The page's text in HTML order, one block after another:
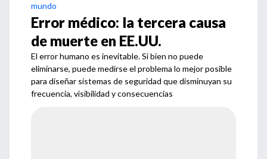
mundo
Error médico: la tercera causa
de muerte en EE.UU.
El error humano es inevitable. Si bien no puede
eliminarse, puede medirse el problema lo mejor posible
para diseñar sistemas de seguridad que disminuyan su
frecuencia, visibilidad y consecuencias